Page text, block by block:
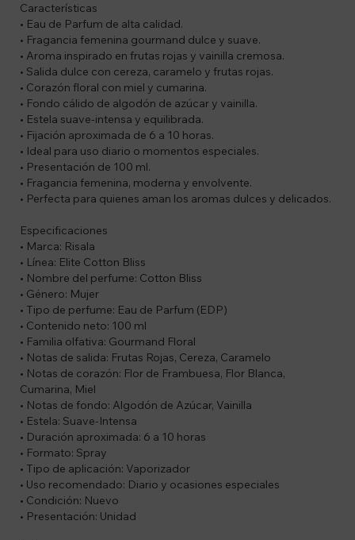
Características
• Eau de Parfum de alta calidad.
• Fragancia femenina gourmand dulce y suave.
• Aroma inspirado en frutas rojas y vainilla cremosa.
• Salida dulce con cereza, caramelo y frutas rojas.
• Corazón floral con miel y cumarina.
• Fondo cálido de algodón de azúcar y vainilla.
• Estela suave-intensa y equilibrada.
• Fijación aproximada de 6 a 10 horas.
• Ideal para uso diario o momentos especiales.
• Presentación de 100 ml.
• Fragancia femenina, moderna y envolvente.
• Perfecta para quienes aman los aromas dulces y delicados.
Especificaciones
• Marca: Risala
• Línea: Elite Cotton Bliss
• Nombre del perfume: Cotton Bliss
• Género: Mujer
• Tipo de perfume: Eau de Parfum (EDP)
• Contenido neto: 100 ml
• Familia olfativa: Gourmand Floral
• Notas de salida: Frutas Rojas, Cereza, Caramelo
• Notas de corazón: Flor de Frambuesa, Flor Blanca,
Cumarina, Miel
• Notas de fondo: Algodón de Azúcar, Vainilla
• Estela: Suave-Intensa
• Duración aproximada: 6 a 10 horas
• Formato: Spray
• Tipo de aplicación: Vaporizador
• Uso recomendado: Diario y ocasiones especiales
• Condición: Nuevo
• Presentación: Unidad